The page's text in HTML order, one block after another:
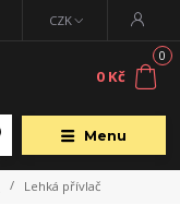
Menu
CZK
0
0 Kč
Lehká přívlač